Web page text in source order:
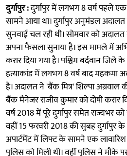
दुर्गापुर :दुर्गापुर में लगभग 8 वर्ष पहले
सामने आया था। दुर्गापुर अनुमंडल
सुनवाई चल रही थी। सोमवार को
अपना फैसला सुनाया है। इस मामले में
करार दिया गया है। पश्चिम बर्दवान जिले
हत्याकांड में लगभग 8 वर्ष बाद महकमा
है। अदालत ने 'बैंक मित्र' शिल्पा
बैंक मैनेजर राजीव कुमार को दोषी करार
वर्ष 2018 में पूरे दुर्गापुर समेत राज्यभर
वहीं 15 फरवरी 2018 की सुबह दुर्गापुर
अपार्टमेंट में लिफ्ट के सामने एक
पुलिस को मिली थी। वहीं पुलिस ने